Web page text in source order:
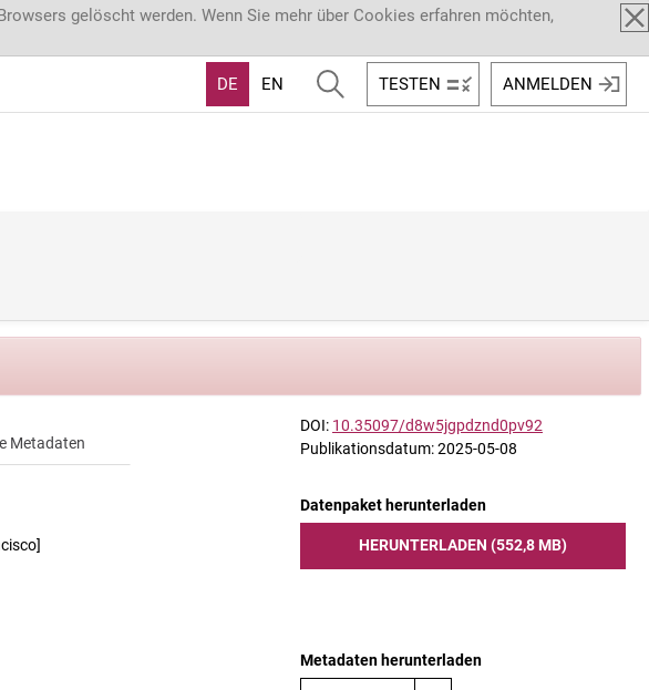
gelöscht werden. Wenn Sie mehr über Cookies erfahren möchten,
DE EN TESTEN ANMELDEN
Metadaten
DOI: 10.35097/d8w5jgpdznd0pv92
Publikationsdatum: 2025-05-08
Datenpaket herunterladen
HERUNTERLADEN (552,8 MB)
Metadaten herunterladen